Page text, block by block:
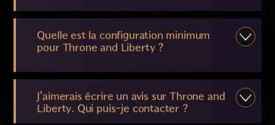
Quelle est la configuration minimum
pour Throne and Liberty ?
J'aimerais écrire un avis sur Throne and
Liberty. Qui puis-je contacter ?